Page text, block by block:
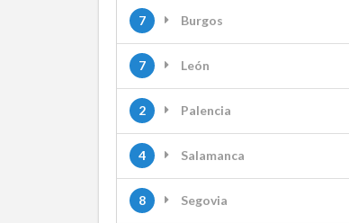
7 Burgos
7 León
2 Palencia
4 Salamanca
8 Segovia